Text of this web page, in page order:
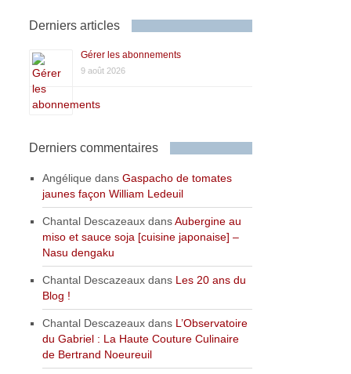
Derniers articles
Gérer les abonnements
9 août 2026
Derniers commentaires
Angélique dansGaspacho de tomates
jaunes façon William Ledeuil
Chantal Descazeaux dansAubergine au
miso et sauce soja [cuisine japonaise] –
Nasu dengaku
Chantal Descazeaux dans Les 20 ans du
Blog !
Chantal Descazeaux dans L’Observatoire
du Gabriel : La Haute Couture Culinaire
de Bertrand Noeureuil